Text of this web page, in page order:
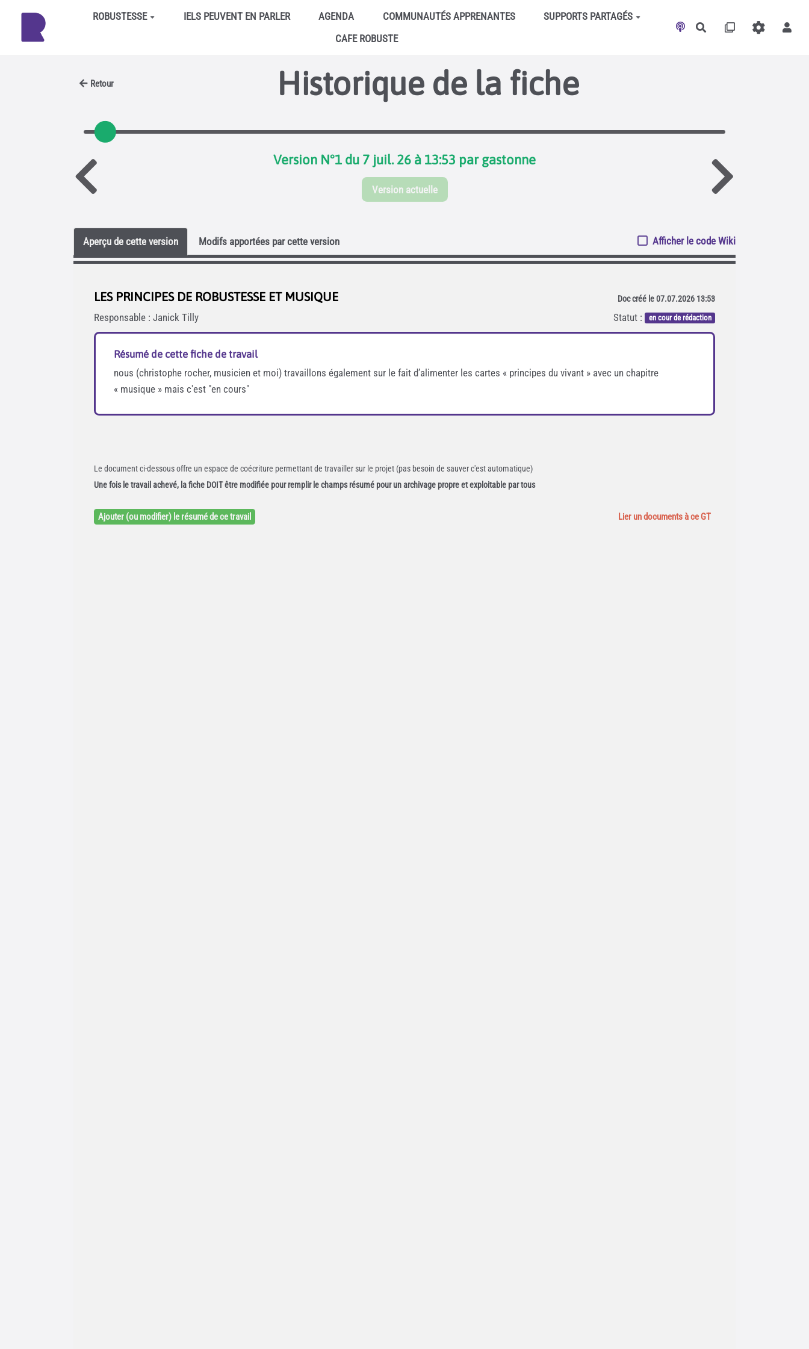
Aller au contenu principalROBUSTESSE IELS PEUVENT EN PARLER AGENDA COMMUNAUTÉS APPRENANTES
SUPPORTS PARTAGÉS
CAFE ROBUSTE
Rechercher
Retour Historique de la fiche
Version N°1 du 7 juil. 26 à 13:53 par gastonne
Version actuelle
Aperçu de cette version Modifs apportées par cette version Afficher le code Wiki
Doc créé le 07.07.2026 13:53
LES PRINCIPES DE ROBUSTESSE ET MUSIQUE
Statut : en cour de rédaction
Responsable : Janick Tilly
Résumé de cette fiche de travail
nous (christophe rocher, musicien et moi) travaillons également sur le fait d’alimenter les cartes « principes du vivant » avec un chapitre
« musique » mais c'est "en cours"
Le document ci-dessous offre un espace de coécriture permettant de travailler sur le projet (pas besoin de sauver c'est automatique)
Une fois le travail achevé, la fiche DOIT être modifiée pour remplir le champs résumé pour un archivage propre et exploitable par tous
Ajouter (ou modifier) le résumé de ce travail Lier un documents à ce GT